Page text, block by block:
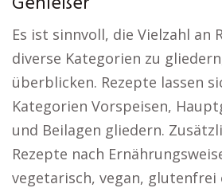
Es ist sinnvoll, die Vielzahl an
diverse Kategorien zu
überblicken. Rezepte lassen
Kategorien Vorspeisen,
und Beilagen gliedern.
Rezepte nach
vegetarisch, vegan, glutenfrei